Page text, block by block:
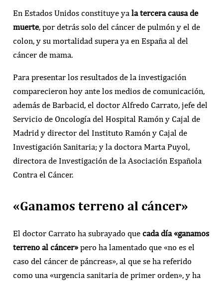
En Estados Unidos constituye ya la tercera causa de
muerte, por detrás solo del cáncer de pulmón y el de
colon, y su mortalidad supera ya en España al del
cáncer de mama.
Para presentar los resultados de la investigación
comparecieron hoy ante los medios de comunicación,
además de Barbacid, el doctor Alfredo Carrato, jefe del
Servicio de Oncología del Hospital Ramón y Cajal de
Madrid y director del Instituto Ramón y Cajal de
Investigación Sanitaria; y la doctora Marta Puyol,
directora de Investigación de la Asociación Española
Contra el Cáncer.
«Ganamos terreno al cáncer»
El doctor Carrato ha subrayado que cada día «ganamos
terreno al cáncer»pero ha lamentado que «no es el
caso del cáncer de páncreas», al que se ha referido
como una «urgencia sanitaria de primer orden», y ha